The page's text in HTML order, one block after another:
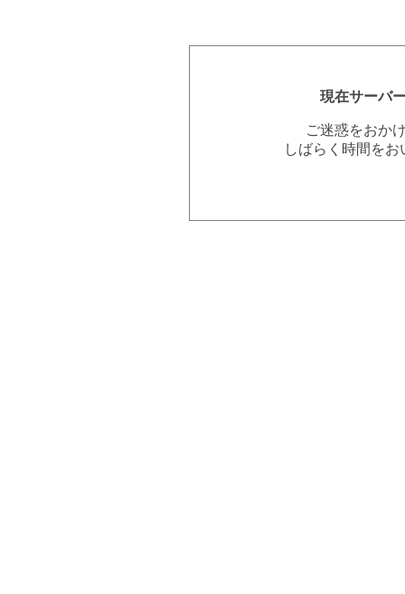
現在サーバ
ご迷惑をおか
しばらく時間を